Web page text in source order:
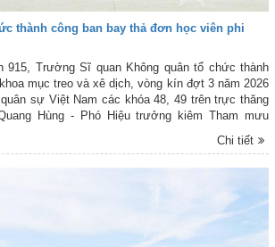
thành công ban bay thả đơn học viên phi
915, Trường Sĩ quan Không quân tổ chức thành
mục treo và xê dịch, vòng kín đợt 3 năm 2026
sự Việt Nam các khóa 48, 49 trên trực thăng
Hùng - Phó Hiệu trưởng kiêm Tham mưu
Chi tiết